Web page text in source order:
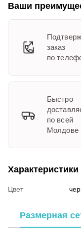
Ваши
заказ
по
Быстро
по всей
Молдове
Характеристики
Цвет
Размерная